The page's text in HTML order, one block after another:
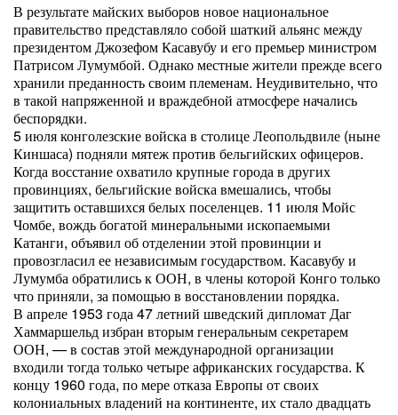
В результате майских выборов новое национальное
правительство представляло собой шаткий альянс между
президентом Джозефом Касавубу и его премьер министром
Патрисом Лумумбой. Однако местные жители прежде всего
хранили преданность своим племенам. Неудивительно, что
в такой напряженной и враждебной атмосфере начались
беспорядки.
5 июля конголезские войска в столице Леопольдвиле (ныне
Киншаса) подняли мятеж против бельгийских офицеров.
Когда восстание охватило крупные города в других
провинциях, бельгийские войска вмешались, чтобы
защитить оставшихся белых поселенцев. 11 июля Мойс
Чомбе, вождь богатой минеральными ископаемыми
Катанги, объявил об отделении этой провинции и
провозгласил ее независимым государством. Касавубу и
Лумумба обратились к ООН, в члены которой Конго только
что приняли, за помощью в восстановлении порядка.
В апреле 1953 года 47 летний шведский дипломат Даг
Хаммаршельд избран вторым генеральным секретарем
ООН, — в состав этой международной организации
входили тогда только четыре африканских государства. К
концу 1960 года, по мере отказа Европы от своих
колониальных владений на континенте, их стало двадцать